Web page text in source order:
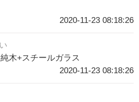
2020-11-23 08:18:26
木+スチールガラス
2020-11-23 08:18:26